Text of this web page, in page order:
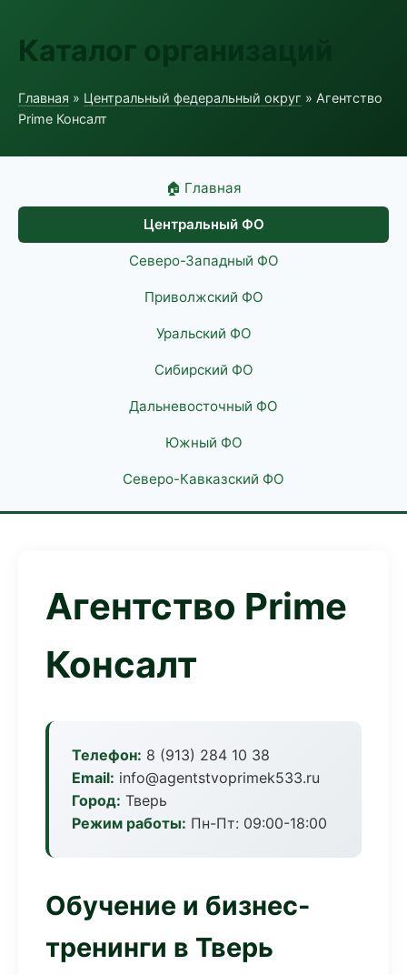
Каталог организаций
Главная » Центральный федеральный округ » Агентство
Prime Консалт
🏠 Главная
Центральный ФО
Северо-Западный ФО
Приволжский ФО
Уральский ФО
Сибирский ФО
Дальневосточный ФО
Южный ФО
Северо-Кавказский ФО
Агентство Prime
Консалт
Телефон: 8 (913) 284 10 38
Email: info@agentstvoprimek533.ru
Город: Тверь
Режим работы: Пн-Пт: 09:00-18:00
Обучение и бизнес-
тренинги в Тверь